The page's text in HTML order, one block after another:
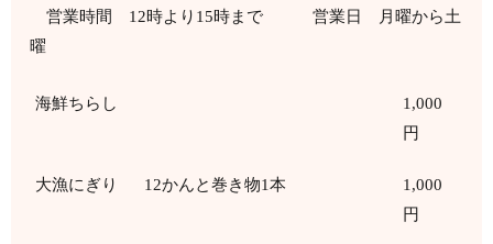
営業時間 12時より 15時まで営業日 月曜から土
曜
海鮮ちらし
1,000
円
大漁にぎり 12かんと巻き物1本
1,000
円